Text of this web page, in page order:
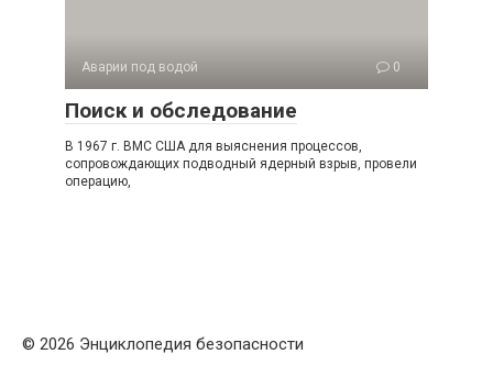
Аварии под водой 0
Поиск и обследование
В 1967 г. ВМС США для выяснения процессов,
сопровождающих подводный ядерный взрыв, провели
операцию,
© 2026 Энциклопедия безопасности